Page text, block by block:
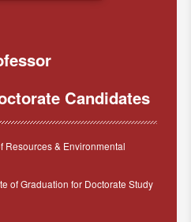
Candidates
Resources & Environmental
of Graduation for Doctorate Study